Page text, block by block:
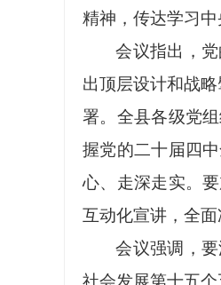
精神，传达学习
会议指出，
出顶层设计和战
署。全县各级党
握党的二十届四
心、走深走实。
互动化宣讲，全面
会议强调，
社会发展第十五